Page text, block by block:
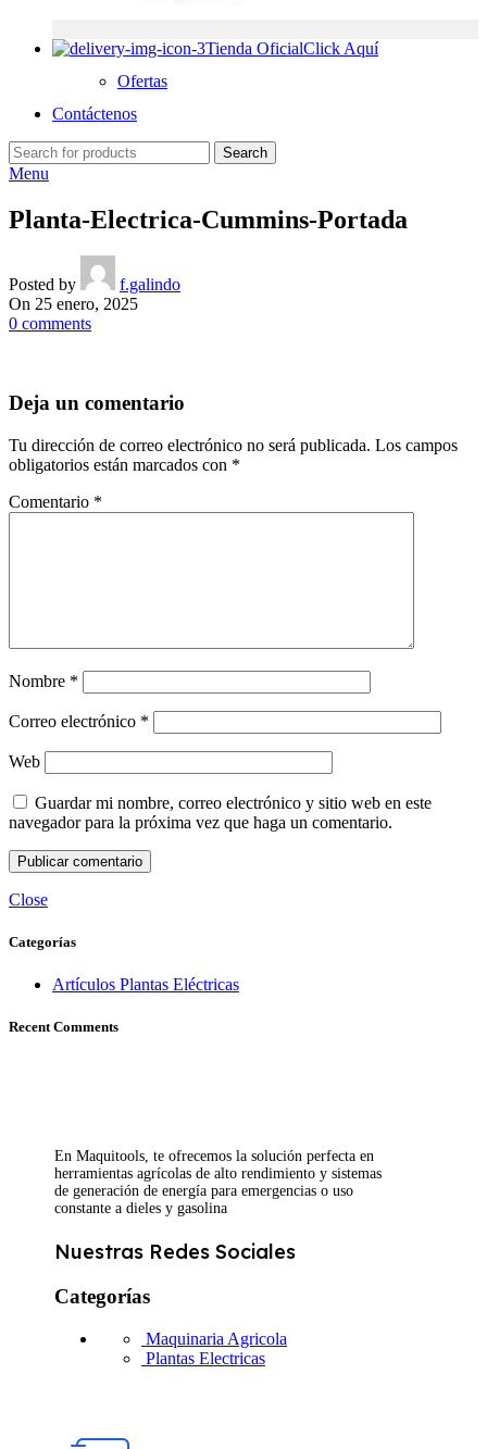
Tienda OficialClick Aquí
Ofertas
Contáctenos
Search
Menu
Planta-Electrica-Cummins-Portada
Posted by
f.galindo
On 25 enero, 2025
0 comments
Deja un comentario
Tu dirección de correo electrónico no será publicada. Los campos
obligatorios están marcados con *
Comentario *
Nombre *
Correo electrónico *
Web
Guardar mi nombre, correo electrónico y sitio web en este
navegador para la próxima vez que haga un comentario.
Close
Categorías
Artículos Plantas Eléctricas
Recent Comments
En Maquitools, te ofrecemos la solución perfecta en
herramientas agrícolas de alto rendimiento y sistemas
de generación de energía para emergencias o uso
constante a dieles y gasolina
Nuestras Redes Sociales
Categorías
Maquinaria Agricola
Plantas Electricas